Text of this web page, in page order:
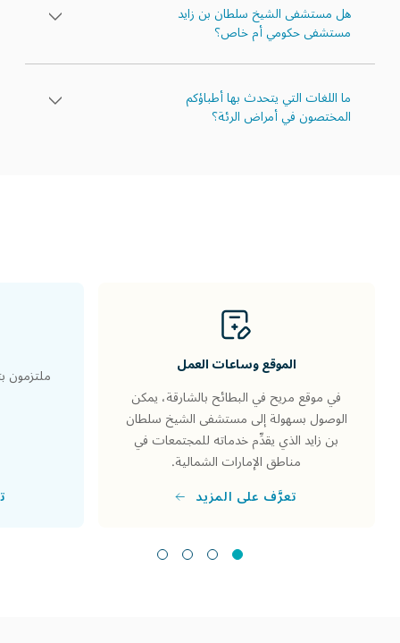
هل مستشفى الشيخ سلطان بن زايد
مستشفى حكومي أم خاص؟
ما اللغات التي يتحدث بها أطباؤكم
المختصون في أمراض الرئة؟
الموقع وساعات العمل
في موقع مريح في البطائح بالشارقة، يمكن
الوصول بسهولة إلى مستشفى الشيخ سلطان
بن زايد الذي يقدِّم خدماته للمجتمعات في
مناطق الإمارات الشمالية.
تعرَّف على المزيد
ملتزمون